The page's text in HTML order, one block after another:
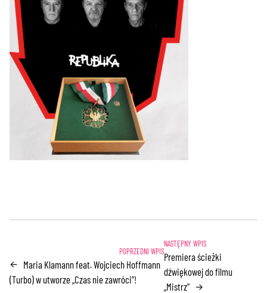
← Maria Klamann feat. Wojciech Hoffmann
(Turbo) w utworze „Czas nie zawróci”!
Premiera ścieżki
dźwiękowej do filmu
„Mistrz” →